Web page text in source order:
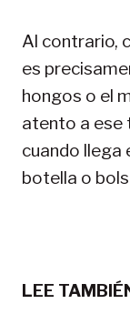
Al contrario,
es
hongos o el
atento a ese
cuando llega
botella o
LEE